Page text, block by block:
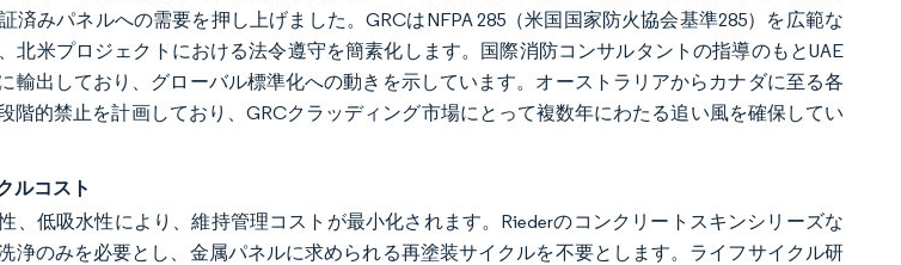
済みパネルへの需要を押し上げました。GRCはNFPA 285（米国国家防火協会基準285）を広範な
北米プロジェクトにおける法令遵守を簡素化します。国際消防コンサルタントの指導のもとUAE
輸出しており、グローバル標準化への動きを示しています。オーストラリアからカナダに至る各
階的禁止を計画しており、GRCクラッディング市場にとって複数年にわたる追い風を確保してい
ルコスト
、低吸水性により、維持管理コストが最小化されます。Riederのコンクリートスキンシリーズな
浄のみを必要とし、金属パネルに求められる再塗装サイクルを不要とします。ライフサイクル研